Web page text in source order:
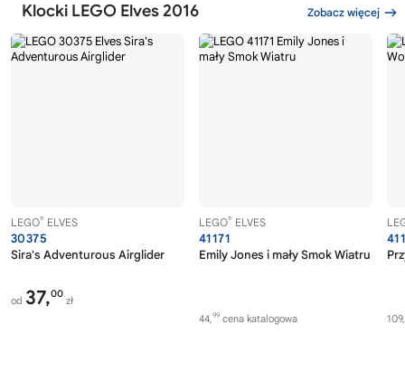
Klocki LEGO Elves 2016 Zobacz więcej
LEGO® ELVES
30375
Sira's Adventurous Airglider
od 37,00
zł
LEGO® ELVES
41171
Emily Jones i mały Smok Wiatru
44,99 cena katalogowa 109,